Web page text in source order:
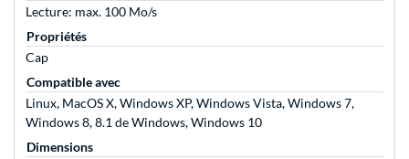
Lecture: max. 100 Mo/s
Propriétés
Cap
Compatible avec
Linux, MacOS X, Windows XP, Windows Vista, Windows 7,
Windows 8, 8.1 de Windows, Windows 10
Dimensions